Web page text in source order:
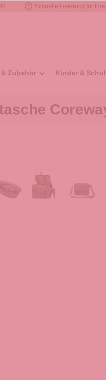
Schnelle Lieferung für
Zubehör Kinder &